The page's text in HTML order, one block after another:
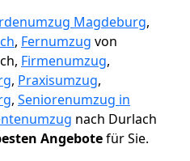
Magdeburg,
, Fernumzug von
Firmenumzug,
, Praxisumzug,
, Seniorenumzug in
nach Durlach
Angebotefür Sie.